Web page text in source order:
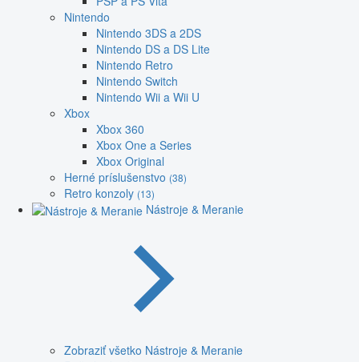
Nintendo
Nintendo 3DS a 2DS
Nintendo DS a DS Lite
Nintendo Retro
Nintendo Switch
Nintendo Wii a Wii U
Xbox
Xbox 360
Xbox One a Series
Xbox Original
Herné príslušenstvo (38)
Retro konzoly (13)
Nástroje & Meranie
Zobraziť všetko Nástroje & Meranie